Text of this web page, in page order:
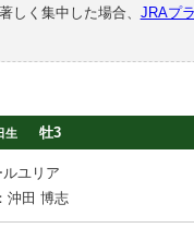
しく集中した場合、 JRAプ
生 牡3
ユリア
沖田 博志